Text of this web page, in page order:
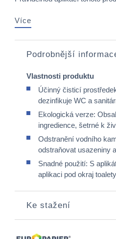
Více
Podrobnější
Vlastnosti produktu
Účinný čisticí
dezinfikuje WC a
Ekologická verze:
ingredience, šetrné k
Odstranění vodního
odstraňovat usazeniny
Snadné použití: S
aplikaci pod okraj
Ke stažení